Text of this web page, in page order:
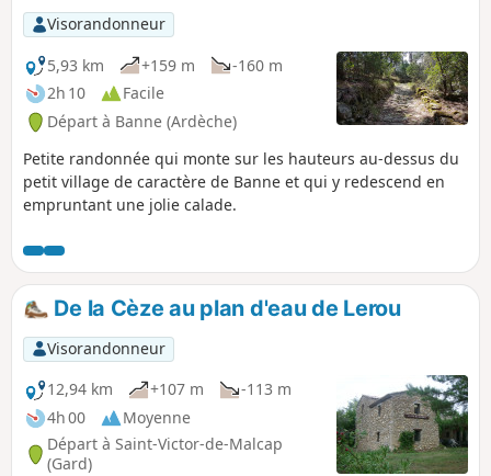
Visorandonneur
5,93 km
+159 m
-160 m
2h 10
Facile
Départ à Banne (Ardèche)
Petite randonnée qui monte sur les hauteurs au-dessus du
petit village de caractère de Banne et qui y redescend en
empruntant une jolie calade.
De la Cèze au plan d'eau de Lerou
Visorandonneur
12,94 km
+107 m
-113 m
4h 00
Moyenne
Départ à Saint-Victor-de-Malcap
(Gard)